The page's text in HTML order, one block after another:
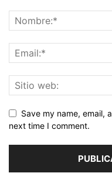
Save my name, email,
next time I comment.